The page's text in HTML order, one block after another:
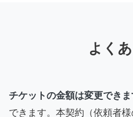
よく
チケットの金額は変更できま
できます。本契約（依頼者